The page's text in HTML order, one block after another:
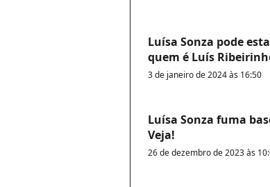
Luísa Sonza pode
quem é Luís
3 de janeiro de 2024 às 16:50
Luísa Sonza fuma
Veja!
26 de dezembro de 2023 às